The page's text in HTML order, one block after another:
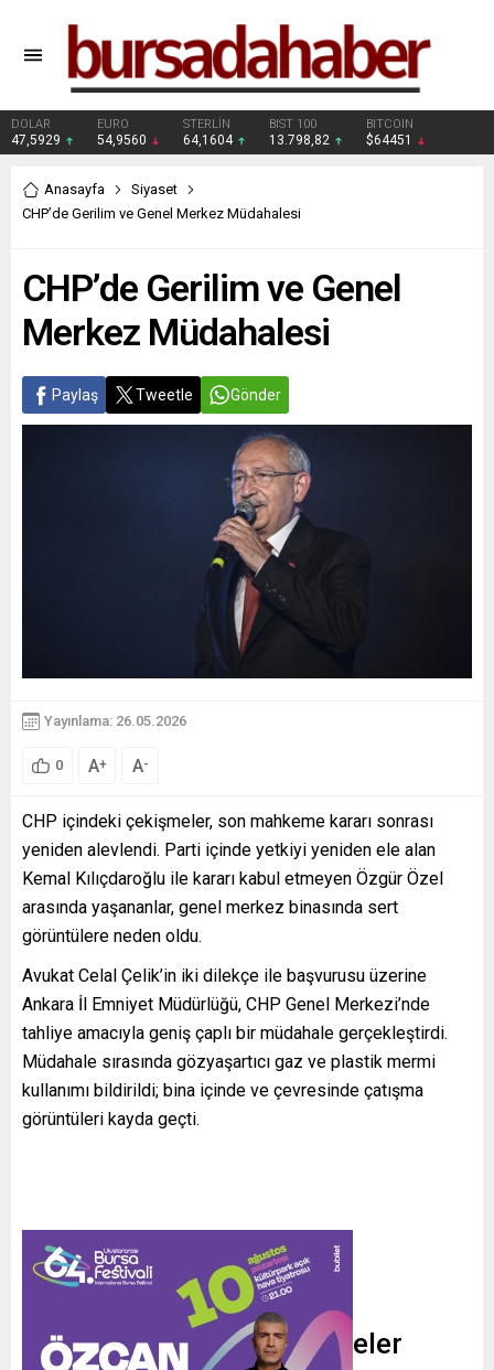
DOLAR
47,5929
EURO
54,9560
STERLİN
64,1604
BIST 100
13.798,82
BITCOIN
$64451
Anasayfa
Siyaset
CHP’de Gerilim ve Genel Merkez Müdahalesi
CHP’de Gerilim ve Genel
Merkez Müdahalesi
Paylaş Tweetle Gönder
Yayınlama: 26.05.2026
0 A+ A-
CHP içindeki çekişmeler, son mahkeme kararı sonrası
yeniden alevlendi. Parti içinde yetkiyi yeniden ele alan
Kemal Kılıçdaroğlu ile kararı kabul etmeyen Özgür Özel
arasında yaşananlar, genel merkez binasında sert
görüntülere neden oldu.
Avukat Celal Çelik’in iki dilekçe ile başvurusu üzerine
Ankara İl Emniyet Müdürlüğü, CHP Genel Merkezi’nde
tahliye amacıyla geniş çaplı bir müdahale gerçekleştirdi.
Müdahale sırasında gözyaşartıcı gaz ve plastik mermi
kullanımı bildirildi; bina içinde ve çevresinde çatışma
görüntüleri kayda geçti.
Genel Merkezdeki Gelişmeler